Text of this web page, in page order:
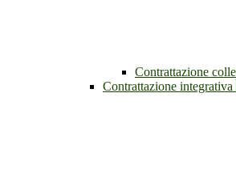
Contrattazione
Contrattazione integrativa